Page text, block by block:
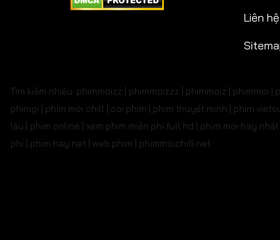
Liên hệ
Tìm kiếm nhiều: phimmoizz | phimmoizzz | phimmoiz | phimmoi |
phimgi | phim mới chill | coi phim | phim thuyết minh | phim
lậu | phim online | xem phim miễn phí full hd | phim mới hay
phí | phim hay.net | web phim | phimmoichill net